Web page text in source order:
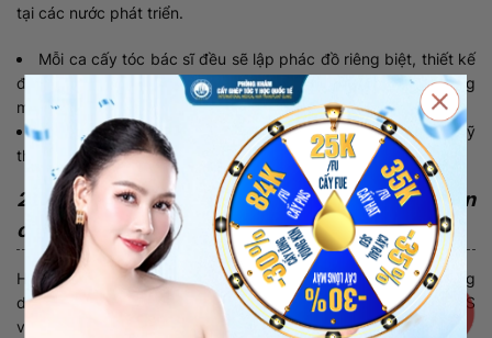
tại các nước phát triển.
Mỗi ca cấy tóc bác sĩ đều sẽ lập phác đồ riêng biệt, thiết kế
đường chân tóc hài hòa. Cấy đảm bảo đúng mật độ, hướng
mọc, góc độ.
Bác sĩ sẽ trực tiếp thực hiện mọi thao tác, đảm bảo đúng kỹ
thuật, chuẩn xác.
2. Ứng dụng công nghệ cấy tóc hiện đại – hạn
chế xâm lấn, hồi phục nhanh
Hiện nay, Phòng khám Cấy ghép tóc Y học Quốc tế đang ứng
dụng những công nghệ mới như FUE, HAT, cấy tóc sợi dài PNS
với những ưu điểm: